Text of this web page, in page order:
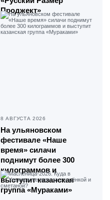
Проджект»
8 АВГУСТА 2026
На ульяновском
фестивале «Наше
время» силачи
поднимут более 300
килограммов и
выступит казанская
группа «Мураками»